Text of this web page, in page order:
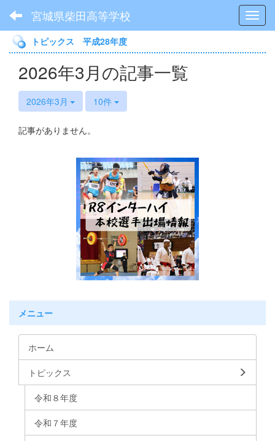
宮城県柴田高等学校
トピックス 平成28年度
2026年3月の記事一覧
2026年3月 10件
記事がありません。
メニュー
ホーム
トピックス
令和８年度
令和７年度